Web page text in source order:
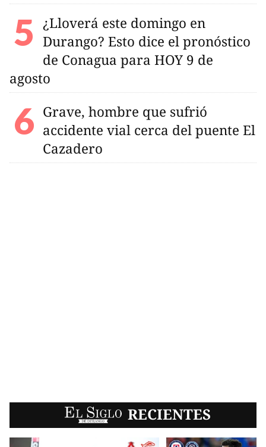
¿Lloverá este domingo en
Durango? Esto dice el pronóstico
de Conagua para HOY 9 de
agosto
Grave, hombre que sufrió
accidente vial cerca del puente El
Cazadero
EL SIGLO RECIENTES